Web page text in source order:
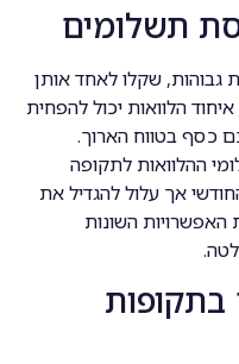
תשלומים
גבוהות, שקלו לאחד אותן
הלוואות יכול להפחית
כסף בטווח הארוך.
ההלוואות לתקופה
אך עלול להגדיל את
השונות
בתקופות